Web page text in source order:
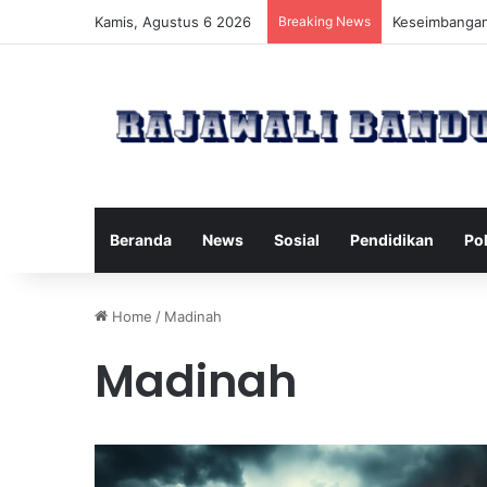
Kamis, Agustus 6 2026 Breaking News Manfaat
Beranda News Sosial Pendidikan
Home / Madinah
Madinah